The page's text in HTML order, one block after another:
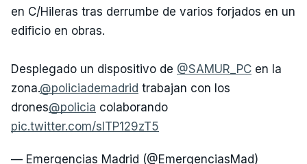
en C/Hileras tras derrumbe de varios forjados en un
edificio en obras.
Desplegado un dispositivo de @SAMUR_PC en la
zona.@policiademadrid trabajan con los
drones@policia colaborando
pic.twitter.com/slTP129zT5
— Emergencias Madrid (@EmergenciasMad)